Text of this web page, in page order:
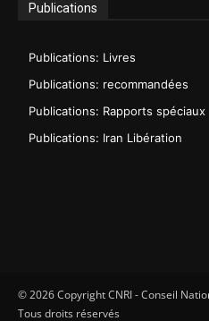
Publications
Publications: Livres
Publications: recommandées
Publications: Rapports spéciaux
Publications: Iran Libération
© 2026 Copyright CNRI - Conseil
Tous droits réservés